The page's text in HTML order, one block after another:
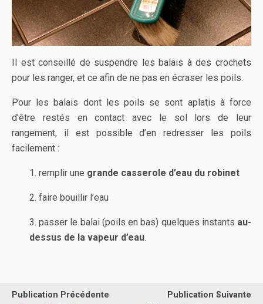
Il est conseillé de suspendre les balais à des crochets
pour les ranger, et ce afin de ne pas en écraser les poils.
Pour les balais dont les poils se sont aplatis à force
d’être restés en contact avec le sol lors de leur
rangement, il est possible d’en redresser les poils
facilement :
1. remplir une grande casserole d’eau du robinet
2. faire bouillir l’eau
3. passer le balai (poils en bas) quelques instants au-
dessus de la vapeur d’eau.
Publication Précédente
Publication Suivante